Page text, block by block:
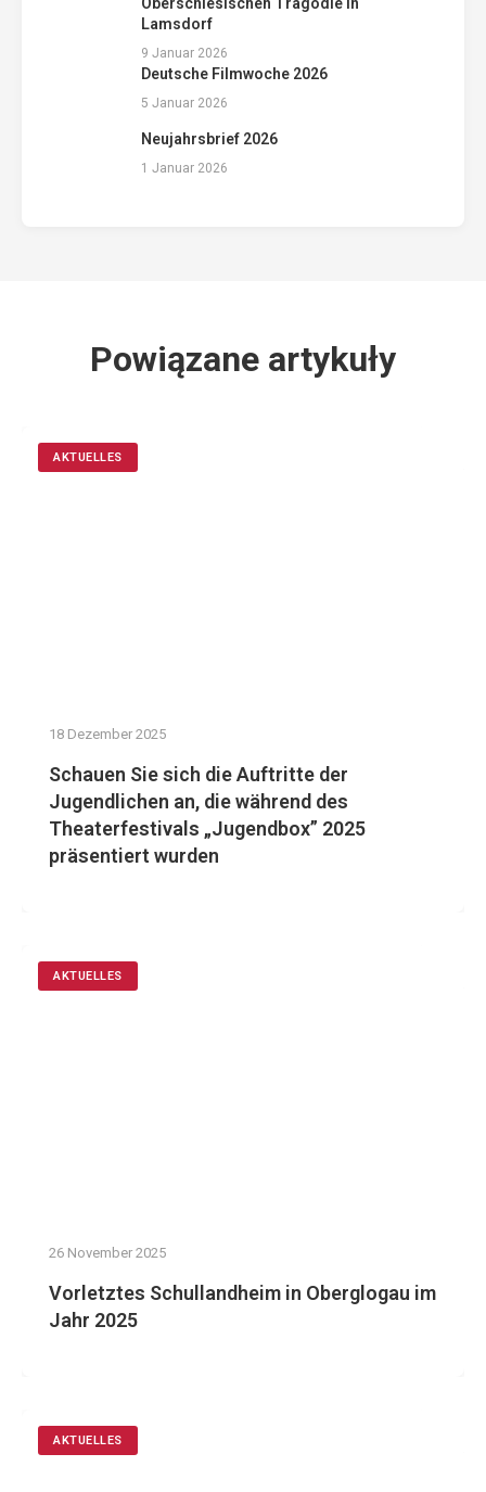
Lamsdorf
9 Januar 2026
Deutsche Filmwoche 2026
5 Januar 2026
Neujahrsbrief 2026
1 Januar 2026
Powiązane artykuły
AKTUELLES
18 Dezember 2025
Schauen Sie sich die Auftritte der
Jugendlichen an, die während des
Theaterfestivals „Jugendbox” 2025
präsentiert wurden
AKTUELLES
26 November 2025
Vorletztes Schullandheim in Oberglogau im
Jahr 2025
AKTUELLES